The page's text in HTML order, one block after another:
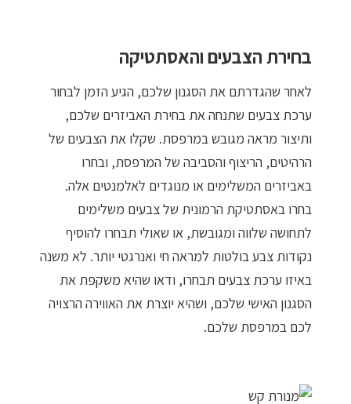
בחירת הצבעים והאסתטיקה
לאחר שהגדרתם את הסגנון שלכם, הגיע הזמן לבחור
ערכת צבעים שתנחה את בחירת האביזרים שלכם,
ותיצור מראה מגובש במרפסת. שקלו את הצבעים של
הרהיטים, הריצוף והסביבה של המרפסת, ובחרו
באביזרים המשלימים או מנוגדים לאלמנטים אלה.
בחרו באסתטיקת הרמונית של צבעים משלימים
לתחושה שלווה ומגובשת, או שאולי תבחרו להוסיף
נקודות צבע בולטות למראה חי ואנרגטי יותר. לא משנה
באיזו ערכת צבעים תבחרו, ודאו שהיא משקפת את
הסגנון האישי שלכם, ושהיא יוצרת את האווירה הרצויה
לכם במרפסת שלכם.